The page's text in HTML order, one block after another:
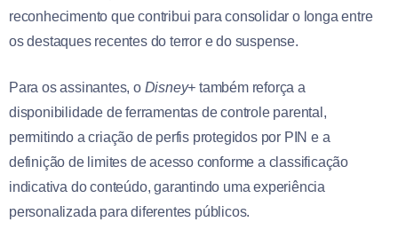
reconhecimento que contribui para consolidar o longa entre
os destaques recentes do terror e do suspense.
Para os assinantes, o Disney+ também reforça a
disponibilidade de ferramentas de controle parental,
permitindo a criação de perfis protegidos por PIN e a
definição de limites de acesso conforme a classificação
indicativa do conteúdo, garantindo uma experiência
personalizada para diferentes públicos.